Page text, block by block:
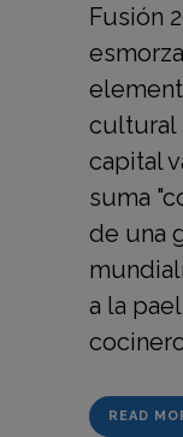
Fusión
cultural
capital
suma
de una
a la
READ